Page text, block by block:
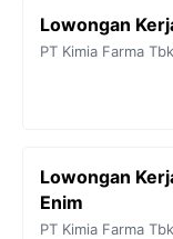
Lowongan
PT Kimia Farma Tbk
Lowongan
Enim
PT Kimia Farma Tbk